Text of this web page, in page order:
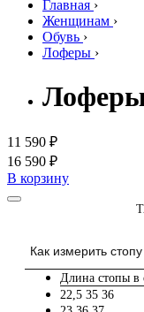
Главная ›
Женщинам ›
Обувь ›
Лоферы ›
Лоферы
11 590 ₽
16 590 ₽
В корзину
Как измерить стопу
Длина стопы в
22,5 35 36